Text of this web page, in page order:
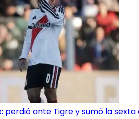
perdió ante Tigre y sumó la